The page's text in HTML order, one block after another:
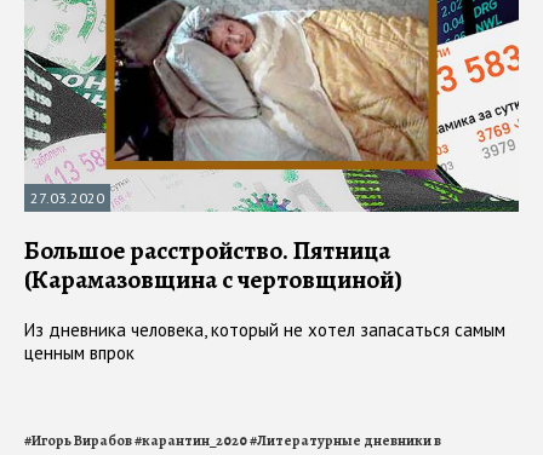
27.03.2020
Большое расстройство. Пятница
(Карамазовщина с чертовщиной)
Из дневника человека, который не хотел запасаться самым
ценным впрок
#Игорь Вирабов#карантин_2020#Литературные дневники в